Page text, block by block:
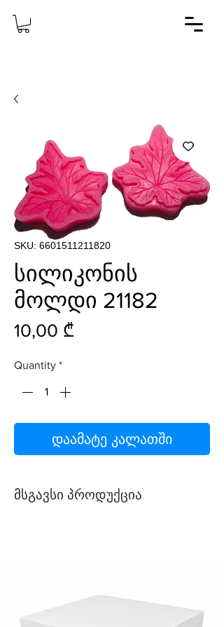
SKU: 6601511211820
სილიკონის
მოლდი 21182
10,00 ₾
Quantity *
დაამატე კალათში
მსგავსი პროდუქცია